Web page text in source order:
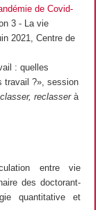
de Covid-
3 - La vie
2021, Centre de
: quelles
travail ?», session
reclasserà
entre vie
des doctorant-
quantitative et